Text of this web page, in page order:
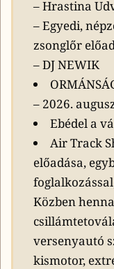
– Hrastina
– Egyedi,
zsonglőr
– DJ NEWIK
– 2026.
Ebédel a
Air Track
előadása,
Közben
versenyautó
kismotor,